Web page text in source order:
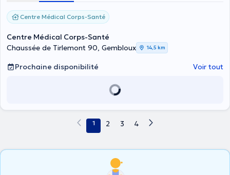
Centre Médical Corps-Santé
Centre Médical Corps-Santé
Chaussée de Tirlemont 90, Gembloux
14,5 km
Prochaine disponibilité Voir tout
1 2 3 4